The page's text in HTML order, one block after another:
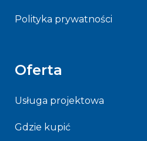
Polityka prywatności
Oferta
Usługa projektowa
Gdzie kupić